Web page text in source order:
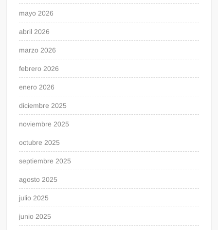
mayo 2026
abril 2026
marzo 2026
febrero 2026
enero 2026
diciembre 2025
noviembre 2025
octubre 2025
septiembre 2025
agosto 2025
julio 2025
junio 2025